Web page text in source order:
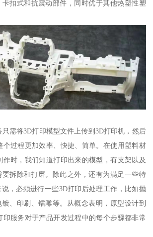
扣式和抗震动部件，同时优于其他热塑性塑
需将3D打印模型文件上传到3D打印机，然后
个过程更加效率、快捷、简单。在使用塑料材
作时，我们知道打印出来的模型，有支架以及
拆除和打磨。除此之外，还有为满足一些特
，必须进行一些3D打印后处理工作，比如抛
、印刷、镭雕等。从概念表明，原型设计到
印服务对于产品开发过程中的每个步骤都非常